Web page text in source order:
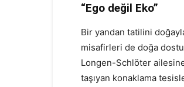
“Ego değil Eko”
Bir yandan tatilini
misafirleri de doğa
Longen-Schlöter
taşıyan konaklama